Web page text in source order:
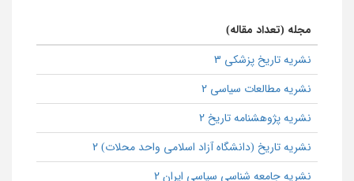
مجله (تعداد مقاله)
نشریه تاریخ پزشکی 3
نشریه مطالعات سیاسی 2
نشریه پژوهشنامه تاریخ 2
نشریه تاریخ (دانشگاه آزاد اسلامی واحد محلات) 2
نشریه جامعه شناسی سیاسی ایران 2